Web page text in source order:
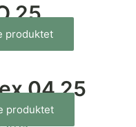
25
produktet
04 25
produktet